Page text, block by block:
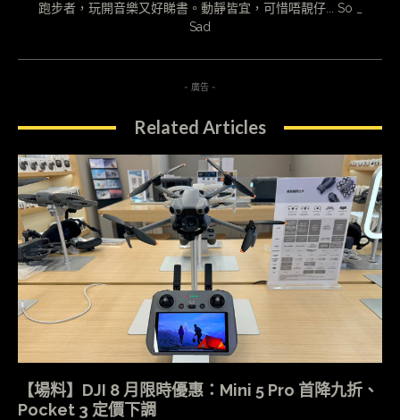
跑步者，玩開音樂又好睇書。動靜皆宜，可惜唔靚仔... So _
Sad
- 廣告 -
Related Articles
【場料】DJI 8 月限時優惠：Mini 5 Pro 首降九折、
Pocket 3 定價下調